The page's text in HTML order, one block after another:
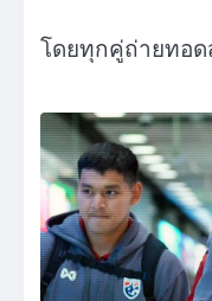
โดยทุกคู่ถ่ายทอด